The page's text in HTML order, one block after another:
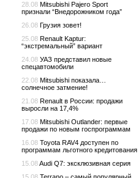
28.08 Mitsubishi Pajero Sport
признали “Внедорожником года”
26.08 Грузия зовет!
25.08 Renault Kaptur:
“экстремальный” вариант
24.08 УАЗ представил новые
спецавтомобили
22.08 Mitsubishi показала…
солнечное затмение!
21.08 Renault в России: продажи
выросли на 17,4%
17.08 Mitsubishi Outlander: первые
продажи по новым госпрограммам
16.08 Toyota RAV4 доступен по
программам льготного кредитования
15.08Audi Q7: эксклюзивная серия